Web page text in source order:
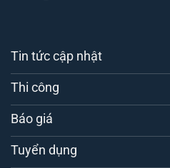
Tin tức cập nhật
Thi công
Báo giá
Tuyển dụng